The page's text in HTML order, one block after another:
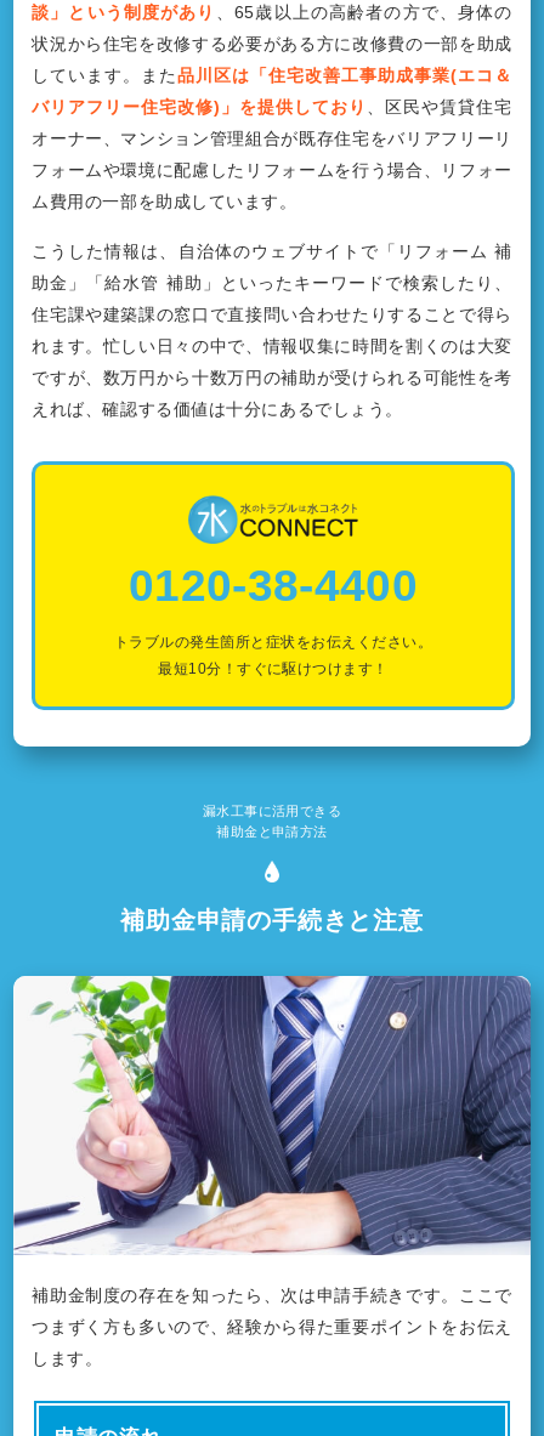
談」という制度があり
、65歳以上の高齢者の方で、身体の
状況から住宅を改修する必要がある方に改修費の一部を助成
しています。また品川区は「住宅改善工事助成事業(エコ＆
バリアフリー住宅改修)」を提供しており
、区民や賃貸住宅
オーナー、マンション管理組合が既存住宅をバリアフリーリ
フォームや環境に配慮したリフォームを行う場合、リフォー
ム費用の一部を助成しています。
こうした情報は、自治体のウェブサイトで「リフォーム 補
助金」「給水管 補助」といったキーワードで検索したり、
住宅課や建築課の窓口で直接問い合わせたりすることで得ら
れます。忙しい日々の中で、情報収集に時間を割くのは大変
ですが、数万円から十数万円の補助が受けられる可能性を考
えれば、確認する価値は十分にあるでしょう。
0120-38-4400
トラブルの発生箇所と症状をお伝えください。
最短10分！すぐに駆けつけます！
漏水工事に活用できる
補助金と申請方法
補助金申請の手続きと注意
補助金制度の存在を知ったら、次は申請手続きです。ここで
つまずく方も多いので、経験から得た重要ポイントをお伝え
します。